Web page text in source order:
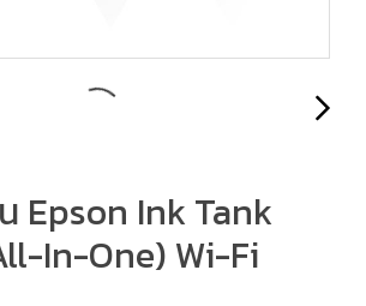
Epson Ink Tank
In-One) Wi-Fi